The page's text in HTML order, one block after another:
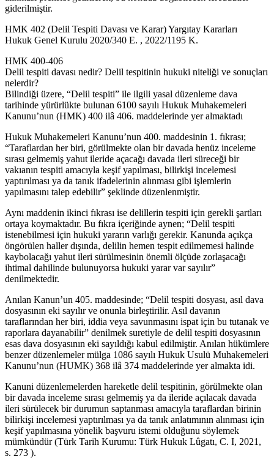
giderilmiştir.
HMK 402 (Delil Tespiti Davası ve Karar) Yargıtay Kararları
Hukuk Genel Kurulu 2020/340 E. , 2022/1195 K.
HMK 400-406
Delil tespiti davası nedir? Delil tespitinin hukuki niteliği ve sonuçları
nelerdir?
Bilindiği üzere, “Delil tespiti” ile ilgili yasal düzenleme dava
tarihinde yürürlükte bulunan 6100 sayılı Hukuk Muhakemeleri
Kanunu’nun (HMK) 400 ilâ 406. maddelerinde yer almaktadı
Hukuk Muhakemeleri Kanunu’nun 400. maddesinin 1. fıkrası;
“Taraflardan her biri, görülmekte olan bir davada henüz inceleme
sırası gelmemiş yahut ileride açacağı davada ileri süreceği bir
vakıanın tespiti amacıyla keşif yapılması, bilirkişi incelemesi
yaptırılması ya da tanık ifadelerinin alınması gibi işlemlerin
yapılmasını talep edebilir” şeklinde düzenlenmiştir.
Aynı maddenin ikinci fıkrası ise delillerin tespiti için gerekli şartları
ortaya koymaktadır. Bu fıkra içeriğinde aynen; “Delil tespiti
istenebilmesi için hukuki yararın varlığı gerekir. Kanunda açıkça
öngörülen haller dışında, delilin hemen tespit edilmemesi halinde
kaybolacağı yahut ileri sürülmesinin önemli ölçüde zorlaşacağı
ihtimal dahilinde bulunuyorsa hukuki yarar var sayılır”
denilmektedir.
Anılan Kanun’un 405. maddesinde; “Delil tespiti dosyası, asıl dava
dosyasının eki sayılır ve onunla birleştirilir. Asıl davanın
taraflarından her biri, iddia veya savunmasını ispat için bu tutanak ve
raporlara dayanabilir” denilmek suretiyle de delil tespiti dosyasının
esas dava dosyasının eki sayıldığı kabul edilmiştir. Anılan hükümlere
benzer düzenlemeler mülga 1086 sayılı Hukuk Usulü Muhakemeleri
Kanunu’nun (HUMK) 368 ilâ 374 maddelerinde yer almakta idi.
Kanuni düzenlemelerden hareketle delil tespitinin, görülmekte olan
bir davada inceleme sırası gelmemiş ya da ileride açılacak davada
ileri sürülecek bir durumun saptanması amacıyla taraflardan birinin
bilirkişi incelemesi yaptırılması ya da tanık anlatımının alınması için
keşif yapılmasına yönelik başvuru istemi olduğunu söylemek
mümkündür (Türk Tarih Kurumu: Türk Hukuk Lûgatı, C. I, 2021,
s. 273 ).